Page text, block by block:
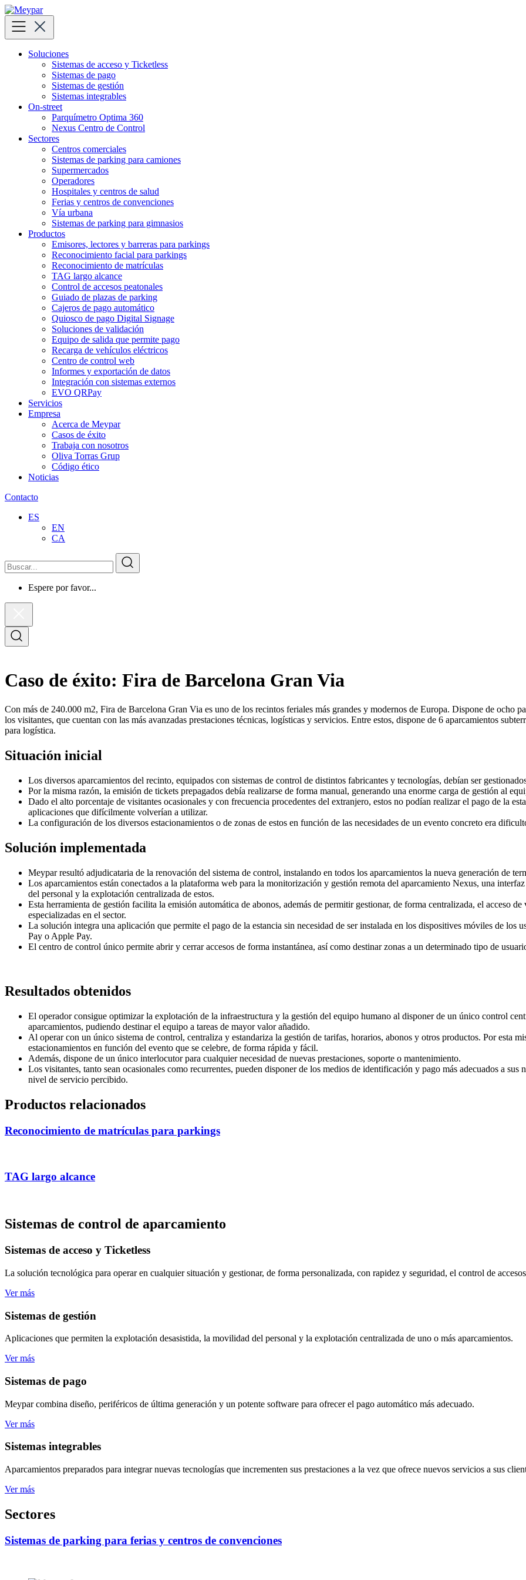
Skip
to
content
Soluciones
Sistemas de acceso y Ticketless
Sistemas de pago
Sistemas de gestión
Sistemas integrables
On-street
Parquímetro Optima 360
Nexus Centro de Control
Sectores
Centros comerciales
Sistemas de parking para camiones
Supermercados
Operadores
Hospitales y centros de salud
Ferias y centros de convenciones
Vía urbana
Sistemas de parking para gimnasios
Productos
Emisores, lectores y barreras para parkings
Reconocimiento facial para parkings
Reconocimiento de matrículas
TAG largo alcance
Control de accesos peatonales
Guiado de plazas de parking
Cajeros de pago automático
Quiosco de pago Digital Signage
Soluciones de validación
Equipo de salida que permite pago
Recarga de vehículos eléctricos
Centro de control web
Informes y exportación de datos
Integración con sistemas externos
EVO QRPay
Servicios
Empresa
Acerca de Meypar
Casos de éxito
Trabaja con nosotros
Oliva Torras Grup
Código ético
Noticias
Contacto
ES
EN
CA
Buscar
Espere por favor...
formulario
de
búsqueda
Abrir
el
Caso de éxito: Fira de Barcelona Gran Via
Con más de 240.000 m2, Fira de Barcelona Gran Via es uno de los recintos feriales más grandes y modernos de Europa. Dispone de ocho
los visitantes, que cuentan con las más avanzadas prestaciones técnicas, logísticas y servicios. Entre estos, dispone de 6 aparcamientos
para logística.
Situación inicial
Los diversos aparcamientos del recinto, equipados con sistemas de control de distintos fabricantes y tecnologías, debían ser
Por la misma razón, la emisión de tickets prepagados debía realizarse de forma manual, generando una enorme carga de gestión al
Dado el alto porcentaje de visitantes ocasionales y con frecuencia procedentes del extranjero, estos no podían realizar el pago de la
aplicaciones que difícilmente volverían a utilizar.
La configuración de los diversos estacionamientos o de zonas de estos en función de las necesidades de un evento concreto era
Solución implementada
Meypar resultó adjudicataria de la renovación del sistema de control, instalando en todos los aparcamientos la nueva generación de
Los aparcamientos están conectados a la plataforma web para la monitorización y gestión remota del aparcamiento Nexus, una
del personal y la explotación centralizada de estos.
Esta herramienta de gestión facilita la emisión automática de abonos, además de permitir gestionar, de forma centralizada, el acceso
especializadas en el sector.
La solución integra una aplicación que permite el pago de la estancia sin necesidad de ser instalada en los dispositives móviles de los
Pay o Apple Pay.
El centro de control único permite abrir y cerrar accesos de forma instantánea, así como destinar zonas a un determinado tipo de
Resultados obtenidos
El operador consigue optimizar la explotación de la infraestructura y la gestión del equipo humano al disponer de un único control
aparcamientos, pudiendo destinar el equipo a tareas de mayor valor añadido.
Al operar con un único sistema de control, centraliza y estandariza la gestión de tarifas, horarios, abonos y otros productos. Por esta
estacionamientos en función del evento que se celebre, de forma rápida y fácil.
Además, dispone de un único interlocutor para cualquier necesidad de nuevas prestaciones, soporte o mantenimiento.
Los visitantes, tanto sean ocasionales como recurrentes, pueden disponer de los medios de identificación y pago más adecuados a
nivel de servicio percibido.
Productos relacionados
Reconocimiento de matrículas para parkings
TAG largo alcance
Sistemas de control de aparcamiento
Sistemas de acceso y Ticketless
La solución tecnológica para operar en cualquier situación y gestionar, de forma personalizada, con rapidez y seguridad, el control de
Ver más
Sistemas de gestión
Aplicaciones que permiten la explotación desasistida, la movilidad del personal y la explotación centralizada de uno o más aparcamientos.
Ver más
Sistemas de pago
Meypar combina diseño, periféricos de última generación y un potente software para ofrecer el pago automático más adecuado.
Ver más
Sistemas integrables
Aparcamientos preparados para integrar nuevas tecnologías que incrementen sus prestaciones a la vez que ofrece nuevos servicios a sus
Ver más
Sectores
Sistemas de parking para ferias y centros de convenciones